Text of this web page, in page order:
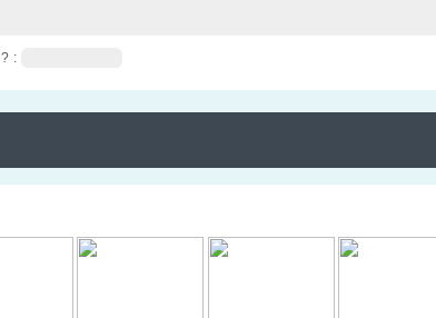
? :